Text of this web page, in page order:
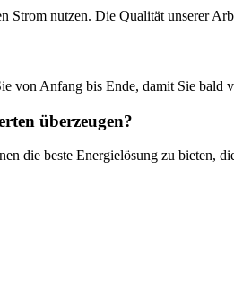
nutzen. Die Qualität unserer
von Anfang bis Ende, damit Sie bald
überzeugen?
die beste Energielösung zu bieten,